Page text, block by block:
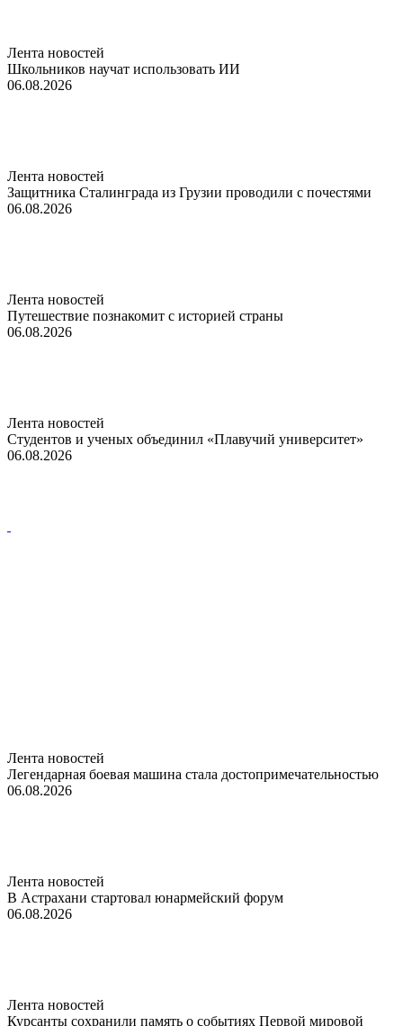
Лента новостей
Школьников научат использовать ИИ
06.08.2026
Лента новостей
Защитника Сталинграда из Грузии проводили с почестями
06.08.2026
Лента новостей
Путешествие познакомит с историей страны
06.08.2026
Лента новостей
Студентов и ученых объединил «Плавучий университет»
06.08.2026
Лента новостей
Легендарная боевая машина стала достопримечательностью
06.08.2026
Лента новостей
В Астрахани стартовал юнармейский форум
06.08.2026
Лента новостей
Курсанты сохранили память о событиях Первой мировой